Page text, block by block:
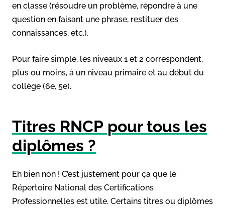
en classe (résoudre un problème, répondre à une
question en faisant une phrase, restituer des
connaissances, etc.).
Pour faire simple, les niveaux 1 et 2 correspondent,
plus ou moins, à un niveau primaire et au début du
collège (6e, 5e).
Titres RNCP pour tous les
diplômes ?
Eh bien non ! C’est justement pour ça que le
Répertoire National des Certifications
Professionnelles est utile. Certains titres ou diplômes